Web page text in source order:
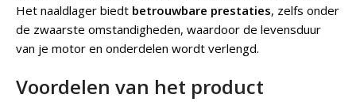
Het naaldlager biedt betrouwbare prestaties, zelfs onder
de zwaarste omstandigheden, waardoor de levensduur
van je motor en onderdelen wordt verlengd.
Voordelen van het product